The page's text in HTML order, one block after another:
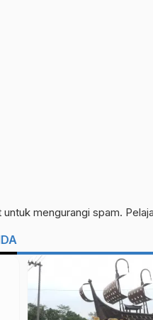
mengurangi spam.